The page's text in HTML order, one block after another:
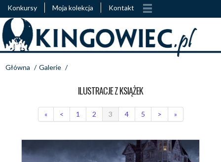
Konkursy Moja kolekcja Kontakt
Główna / Galerie /
ILUSTRACJE Z KSIĄŻEK
« < 1 2 3 4 5 > »